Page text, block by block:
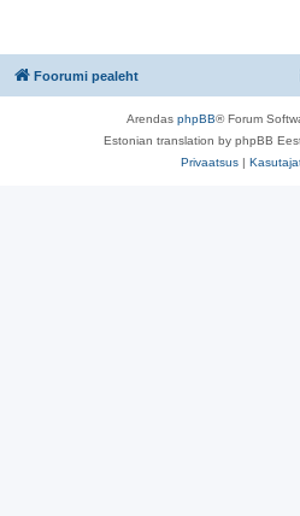
Foorumi pealeht
Arendas phpBB® Forum
Estonian translation by phpBB
Privaatsus |